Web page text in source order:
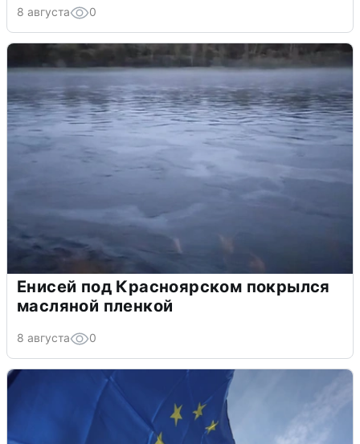
8 августа 0
Енисей под Красноярском покрылся
масляной пленкой
8 августа 0